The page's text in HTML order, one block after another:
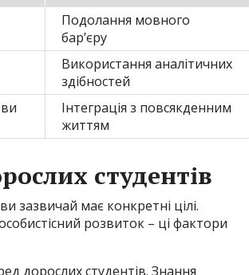
Подолання мовного
бар’єру
Використання аналітичних
здібностей
Інтеграція з повсякденним
життям
студентів
зазвичай має конкретні цілі.
розвиток – ці фактори
дорослих студентів. Знання